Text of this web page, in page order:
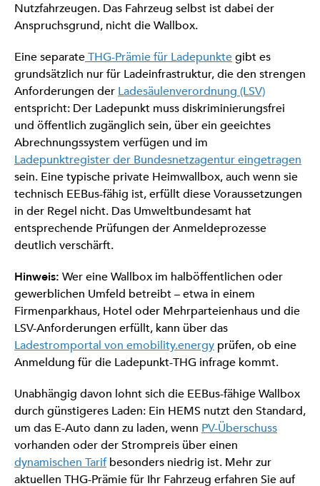
Nutzfahrzeugen. Das Fahrzeug selbst ist dabei der
Anspruchsgrund, nicht die Wallbox.
Eine separateTHG-Prämie für Ladepunktegibt es
grundsätzlich nur für Ladeinfrastruktur, die den strengen
Anforderungen der Ladesäulenverordnung (LSV)
entspricht: Der Ladepunkt muss diskriminierungsfrei
und öffentlich zugänglich sein, über ein geeichtes
Abrechnungssystem verfügen und im
Ladepunktregister der Bundesnetzagentur eingetragen
sein. Eine typische private Heimwallbox, auch wenn sie
technisch EEBus-fähig ist, erfüllt diese Voraussetzungen
in der Regel nicht. Das Umweltbundesamt hat
entsprechende Prüfungen der Anmeldeprozesse
deutlich verschärft.
Hinweis: Wer eine Wallbox im halböffentlichen oder
gewerblichen Umfeld betreibt – etwa in einem
Firmenparkhaus, Hotel oder Mehrparteienhaus und die
LSV-Anforderungen erfüllt, kann über das
Ladestromportal von emobility.energy prüfen, ob eine
Anmeldung für die Ladepunkt-THG infrage kommt.
Unabhängig davon lohnt sich die EEBus-fähige Wallbox
durch günstigeres Laden: Ein HEMS nutzt den Standard,
um das E-Auto dann zu laden, wenn PV-Überschuss
vorhanden oder der Strompreis über einen
dynamischen Tarifbesonders niedrig ist. Mehr zur
aktuellen THG-Prämie für Ihr Fahrzeug erfahren Sie auf